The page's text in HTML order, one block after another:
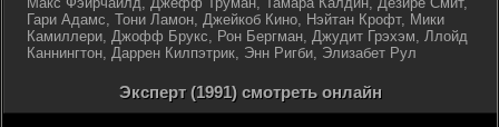
Гари Адамс, Тони Ламон, Джейкоб Кино, Нэйтан Крофт, Мики
Камиллери, Джофф Брукс, Рон Бергман, Джудит Грэхэм, Ллойд
Каннингтон, Даррен Килпэтрик, Энн Ригби, Элизабет Рул
Эксперт (1991) смотреть онлайн